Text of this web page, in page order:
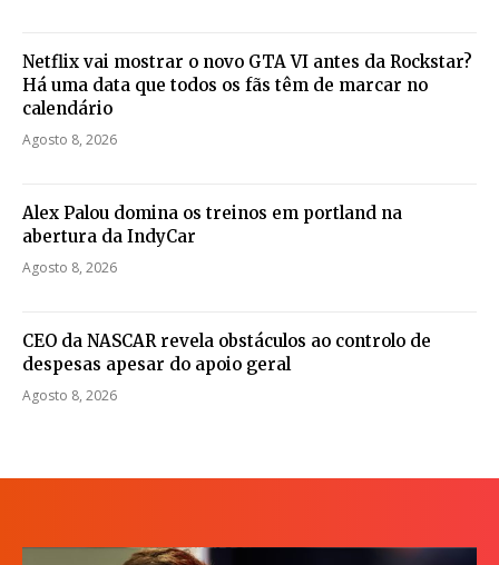
Netflix vai mostrar o novo GTA VI antes da Rockstar?
Há uma data que todos os fãs têm de marcar no
calendário
Agosto 8, 2026
Alex Palou domina os treinos em portland na
abertura da IndyCar
Agosto 8, 2026
CEO da NASCAR revela obstáculos ao controlo de
despesas apesar do apoio geral
Agosto 8, 2026